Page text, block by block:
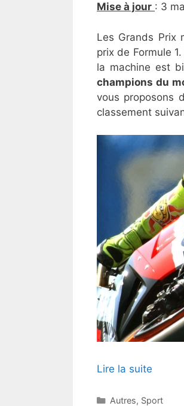
Mise à jour : 3
Les Grands Prix
prix de Formule
la machine est
champions du
vous proposons
classement
Lire la suite
Catégories
Autres, Sport